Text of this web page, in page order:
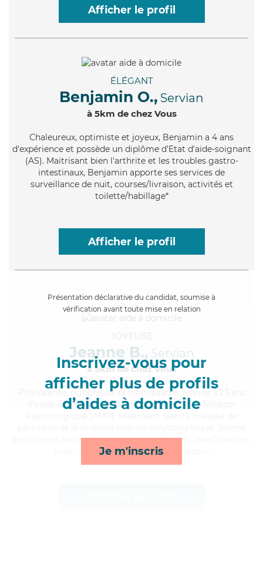
Afficher le profil
ÉLÉGANT
Benjamin O., Servian
à 5km de chez Vous
Chaleureux, optimiste et joyeux, Benjamin a 4 ans
d'expérience et possède un diplôme d'Etat d'aide-soignant
(AS). Maitrisant bien l'arthrite et les troubles gastro-
intestinaux, Benjamin apporte ses services de
surveillance de nuit, courses/livraison, activités et
toilette/habillage*
Afficher le profil
Présentation déclarative du candidat, soumise à
vérification avant toute mise en relation
Inscrivez-vous pour
afficher plus de profils
d’aides à domicile
Je m'inscris
JOYEUSE
Jeanne B., Servian
à 5km de chez Vous
, rigoureuse et infatiguable, Jeanne a 23 ans
d'expérience et possède un diplôme d'Aide Médico-
apporte ses services de surveillance de nuit, lever/coucher,
toilette/habillage et courses/livraison*